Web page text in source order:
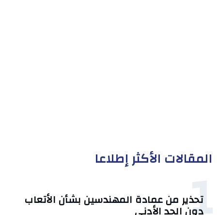
المقالات الأكثر إطلاعا
تحذير من عمادة المهندسين بشأن الأتعاب
دون الحد الأدنى